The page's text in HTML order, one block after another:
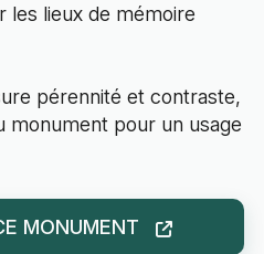
les lieux de mémoire
pérennité et contraste,
monument pour un usage
MONUMENT